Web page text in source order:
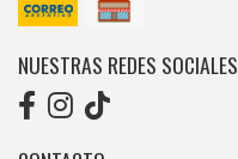
NUESTRAS REDES SOCIALES